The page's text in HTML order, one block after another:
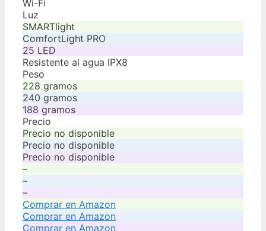
Wi-Fi
Luz
SMARTlight
ComfortLight PRO
25 LED
Resistente al agua IPX8
Peso
228 gramos
240 gramos
188 gramos
Precio
Precio no disponible
Precio no disponible
Precio no disponible
–
–
–
Comprar en Amazon
Comprar en Amazon
Comprar en Amazon